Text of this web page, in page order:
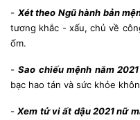
- Xét theo Ngũ hành bản
tương khắc - xấu, chủ về
ốm.
-Sao chiếu mệnh năm
bạc hao tán và sức khỏe
-Xem tử vi ất dậu 2021 nữ